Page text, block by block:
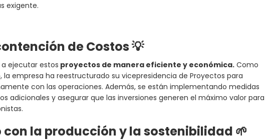
exigente.
de Costos💡
ejecutar estos proyectos de manera eficiente y económica. Como
la empresa ha reestructurado su vicepresidencia de Proyectos para
con las operaciones. Además, se están implementando medidas
adicionales y asegurar que las inversiones generen el máximo valor para
con la producción y la sostenibilidad 🌱